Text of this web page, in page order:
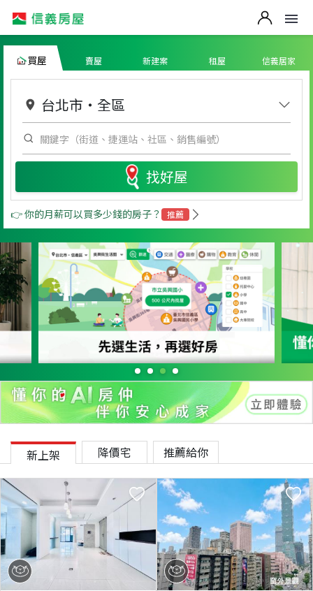
買屋 賣屋 新建案 租屋 信義居家
台北市 ・ 全區
找好屋
👉 你的月薪可以買多少錢的房子？ 推薦
新上架 降價宅 推薦給你